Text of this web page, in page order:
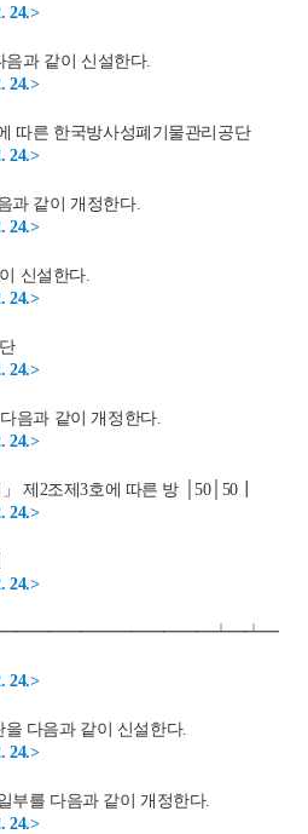
24.>
음과 같이 신설한다.
24.>
따른 한국방사성폐기물관리공단
24.>
과 같이 개정한다.
24.>
신설한다.
24.>
24.>
음과 같이 개정한다.
24.>
제2조제3호에 따른 방 │50│50┃
24.>
24.>
24.>
을 다음과 같이 신설한다.
24.>
부를 다음과 같이 개정한다.
24.>